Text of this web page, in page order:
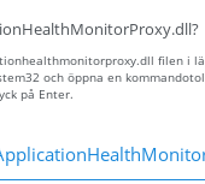
filen i
och öppna en
på Enter.